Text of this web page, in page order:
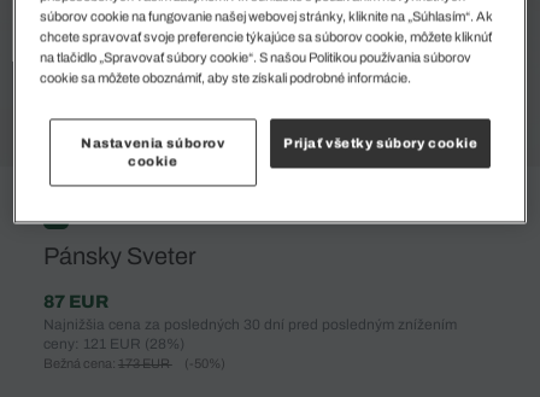
%
Pánsky Sveter
87 EUR
Najnižšia cena za posledných 30 dní pred posledným znížením
ceny: 121 EUR (28%)
Bežná cena: 173 EUR (-50%)
súborov cookie na fungovanie našej webovej stránky, kliknite na „Súhlasím“. Ak
chcete spravovať svoje preferencie týkajúce sa súborov cookie, môžete kliknúť
na tlačidlo „Spravovať súbory cookie“. S našou Politikou používania súborov
cookie sa môžete oboznámiť, aby ste získali podrobné informácie.
Nastavenia súborov
cookie
Prijať všetky súbory cookie